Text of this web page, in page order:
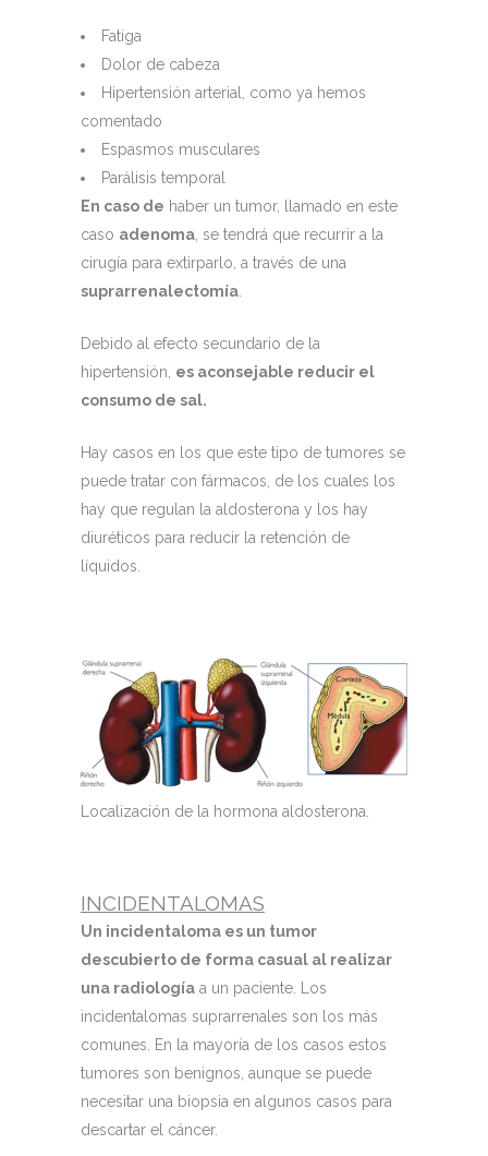
Fatiga
Dolor de cabeza
Hipertensión arterial, como ya hemos
comentado
Espasmos musculares
Parálisis temporal
En caso de haber un tumor, llamado en este
caso adenoma , se tendrá que recurrir a la
cirugía para extirparlo, a través de una
suprarrenalectomía
Debido al efecto secundario de la
hipertensión, es aconsejable reducir el
consumo de sal.
Hay casos en los que este tipo de tumores se
puede tratar con fármacos, de los cuales los
hay que regulan la aldosterona y los hay
diuréticos para reducir la retención de
líquidos.
Localización de la hormona aldosterona.
INCIDENTALOMAS
Un incidentaloma es un tumor
descubierto de forma casual al realizar
una radiología a un paciente. Los
incidentalomas suprarrenales son los más
comunes. En la mayoría de los casos estos
tumores son benignos, aunque se puede
necesitar una biopsia en algunos casos para
descartar el cáncer.